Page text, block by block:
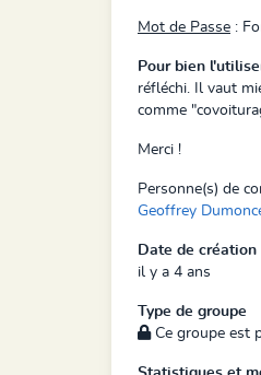
Mot de Passe :
Pour bien
réfléchi. Il vaut
comme
Merci !
Personne(s) de
Geoffrey
Date de création
il y a 4 ans
Type de groupe
Ce groupe est